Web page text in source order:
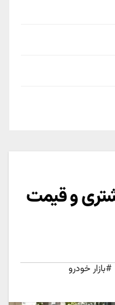
و قیمت
#بازار خودرو